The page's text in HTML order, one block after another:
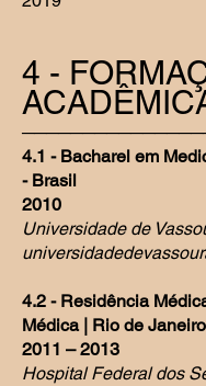
4 -
A
4.1 - Bacharel em
- Brasil
2010
Universidade de
4.2 - Residência
Médica | Rio de
2011 – 2013
Hospital Federal dos